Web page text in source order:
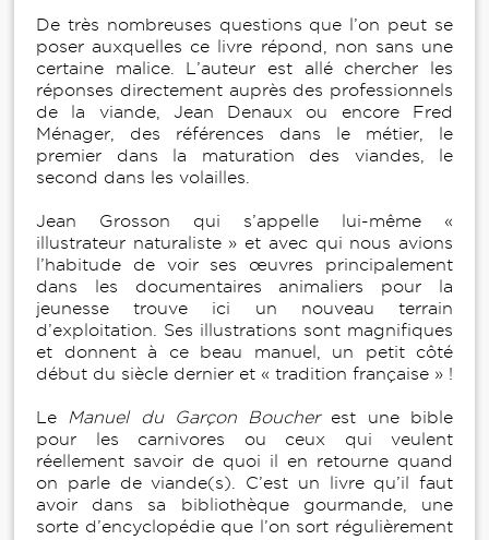
De très nombreuses questions que l’on peut se
poser auxquelles ce livre répond, non sans une
certaine malice. L’auteur est allé chercher les
réponses directement auprès des professionnels
de la viande, Jean Denaux ou encore Fred
Ménager, des références dans le métier, le
premier dans la maturation des viandes, le
second dans les volailles.
Jean Grosson qui s’appelle lui-même «
illustrateur naturaliste » et avec qui nous avions
l’habitude de voir ses œuvres principalement
dans les documentaires animaliers pour la
jeunesse trouve ici un nouveau terrain
d’exploitation. Ses illustrations sont magnifiques
et donnent à ce beau manuel, un petit côté
début du siècle dernier et « tradition française » !
Le Manuel du Garçon Boucherest une bible
pour les carnivores ou ceux qui veulent
réellement savoir de quoi il en retourne quand
on parle de viande(s). C’est un livre qu’il faut
avoir dans sa bibliothèque gourmande, une
sorte d’encyclopédie que l’on sort régulièrement